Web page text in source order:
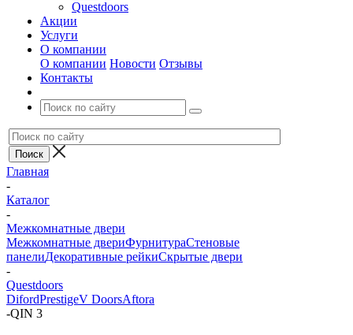
Questdoors
Акции
Услуги
О компании
О компании Новости Отзывы
Контакты
Главная
-
Каталог
-
Межкомнатные двери
Межкомнатные двериФурнитураСтеновые
панелиДекоративные рейкиСкрытые двери
-
Questdoors
DifordPrestigeV DoorsAftora
-QIN 3